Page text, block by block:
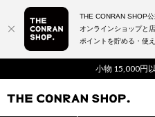
小物 15,000円
THE CONRAN SHOP
オンラインショップと
ポイントを貯める・使